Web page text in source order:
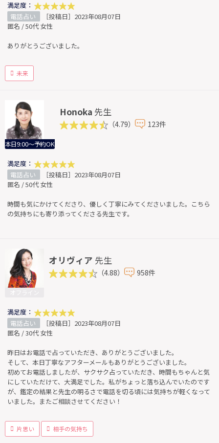
満足度：
電話占い
［投稿日］2023年08月07日
匿名 / 50代 女性
ありがとうございました。
未来
本日9:00～予約OK
Honoka 先生
（4.79） 123件
満足度：
電話占い
［投稿日］2023年08月07日
匿名 / 50代 女性
時間も気にかけてくださり、優しく丁寧にみてくださいました。こちら
の気持ちにも寄り添ってくださる先生です。
オリヴィア 先生
（4.88） 958件
満足度：
電話占い
［投稿日］2023年08月07日
匿名 / 30代 女性
昨日はお電話で占っていただき、ありがとうございました。
そして、本日丁寧なアフターメールもありがとうございました。
初めてお電話しましたが、サクサク占っていただき、時間もちゃんと気
にしていただけて、大満足でした。私がちょっと落ち込んでいたのです
が、鑑定の結果と先生の明るさで電話を切る頃には気持ちが軽くなって
いました。またご相談させてください！
片思い 相手の気持ち